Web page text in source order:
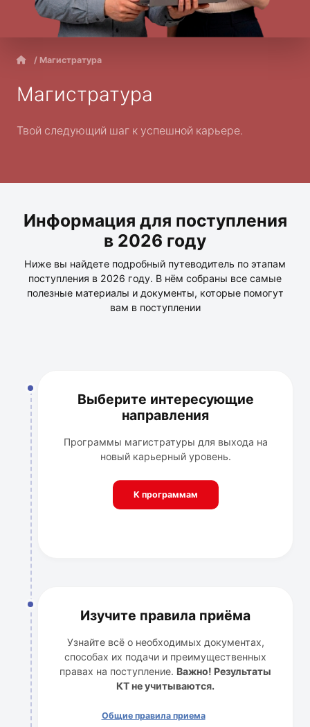
/ Магистратура
Магистратура
Твой следующий шаг к успешной карьере.
Информация для поступления
в 2026 году
Ниже вы найдете подробный путеводитель по этапам
поступления в 2026 году. В нём собраны все самые
полезные материалы и документы, которые помогут
вам в поступлении
Выберите интересующие
направления
Программы магистратуры для выхода на
новый карьерный уровень.
К программам
Изучите правила приёма
Узнайте всё о необходимых документах,
способах их подачи и преимущественных
правах на поступление. Важно! Результаты
КТ не учитываются.
Общие правила приема